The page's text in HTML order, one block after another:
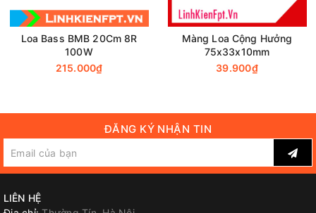
Thanks and Best regards
Loa Bass BMB 20Cm 8R
100W
215.000₫
Màng Loa Cộng Hưởng
75x33x10mm
39.900₫
ĐĂNG KÝ NHẬN TIN
LIÊN HỆ